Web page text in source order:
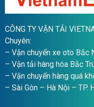
CÔNG TY VẬN TẢI
Chuyên:
– Vận chuyển xe oto Bắc
– Vận tải hàng hóa Bắc
– Vận chuyển hàng quá
– Sài Gòn – Hà Nội – TP.